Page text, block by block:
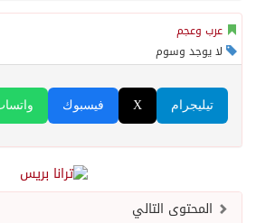
عرب وعجم
لا يوجد وسوم
فيسبوك X تيليجرام
المحتوى التالي